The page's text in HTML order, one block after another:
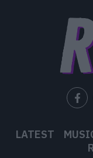
LATEST